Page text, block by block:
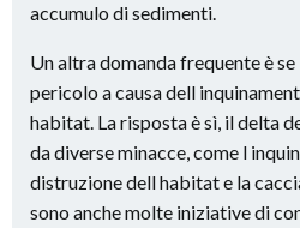
accumulo di sedimenti.
Un altra domanda frequente è
pericolo a causa dell
habitat. La risposta è sì, il delta
da diverse minacce, come l
distruzione dell habitat e la
sono anche molte iniziative di